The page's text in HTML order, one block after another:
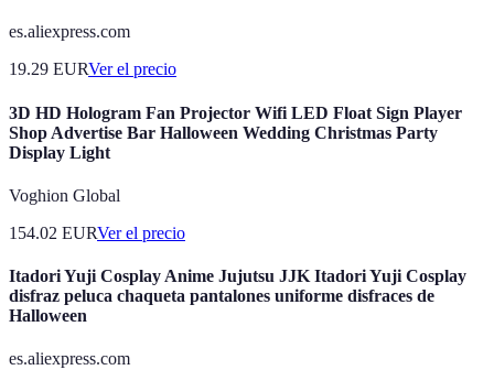
es.aliexpress.com
19.29 EURVer el precio
3D HD Hologram Fan Projector Wifi LED Float Sign Player
Shop Advertise Bar Halloween Wedding Christmas Party
Display Light
Voghion Global
154.02 EURVer el precio
Itadori Yuji Cosplay Anime Jujutsu JJK Itadori Yuji Cosplay
disfraz peluca chaqueta pantalones uniforme disfraces de
Halloween
es.aliexpress.com